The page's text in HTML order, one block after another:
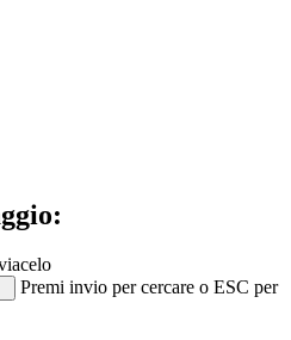
Premi invio per cercare o ESC per